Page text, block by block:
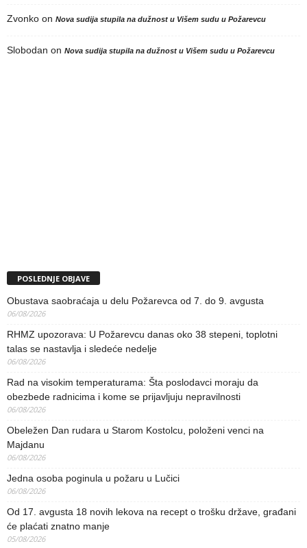
Zvonko on Nova sudija stupila na dužnost u Višem sudu u Požarevcu
Slobodan on Nova sudija stupila na dužnost u Višem sudu u Požarevcu
POSLEDNJE OBJAVE
Obustava saobraćaja u delu Požarevca od 7. do 9. avgusta
06/08/2026
RHMZ upozorava: U Požarevcu danas oko 38 stepeni, toplotni
talas se nastavlja i sledeće nedelje
06/08/2026
Rad na visokim temperaturama: Šta poslodavci moraju da
obezbede radnicima i kome se prijavljuju nepravilnosti
06/08/2026
Obeležen Dan rudara u Starom Kostolcu, položeni venci na
Majdanu
06/08/2026
Jedna osoba poginula u požaru u Lučici
06/08/2026
Od 17. avgusta 18 novih lekova na recept o trošku države, građani
će plaćati znatno manje
05/08/2026